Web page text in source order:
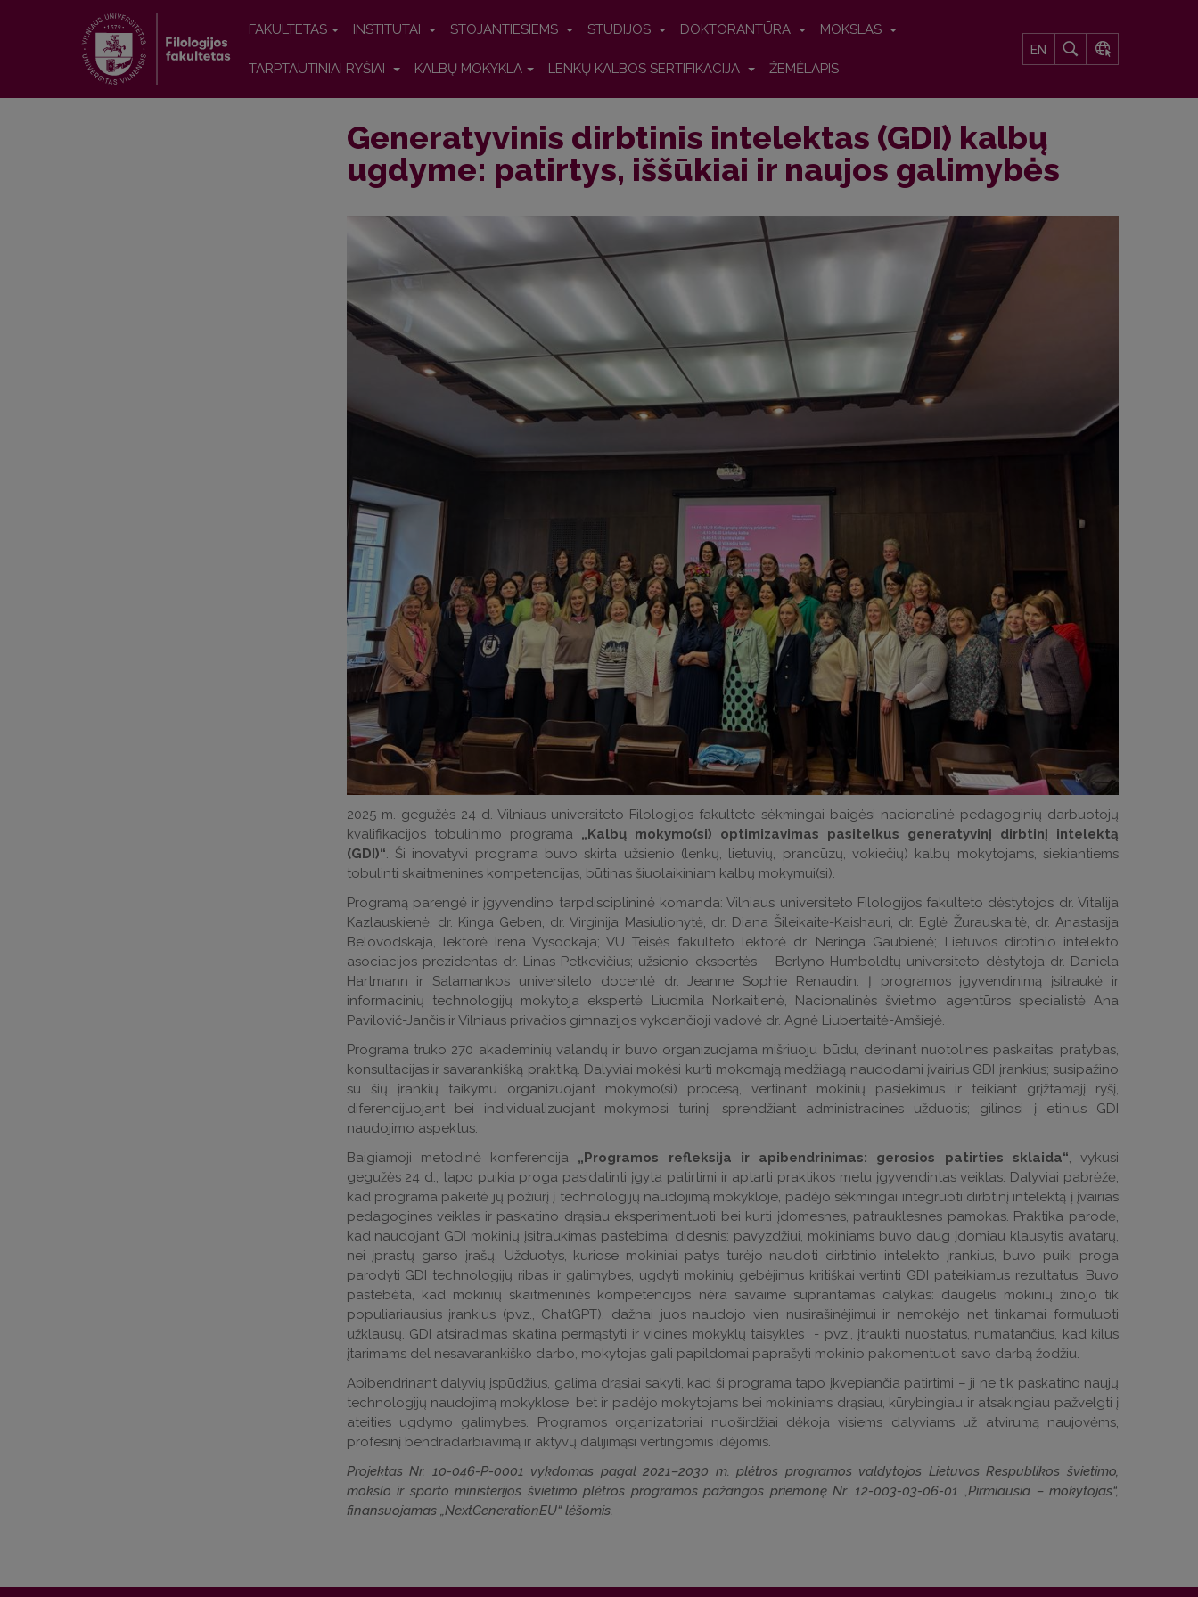
FAKULTETAS INSTITUTAI STOJANTIESIEMS STUDIJOS DOKTORANTŪRA MOKSLAS
TARPTAUTINIAI RYŠIAI KALBŲ MOKYKLA LENKŲ KALBOS SERTIFIKACIJA ŽEMĖLAPIS
EN
Generatyvinis dirbtinis intelektas (GDI) kalbų
ugdyme: patirtys, iššūkiai ir naujos galimybės
2025 m. gegužės 24 d. Vilniaus universiteto Filologijos fakultete sėkmingai baigėsi nacionalinė pedagoginių darbuotojų
kvalifikacijos tobulinimo programa „Kalbų mokymo(si) optimizavimas pasitelkus generatyvinį dirbtinį intelektą
(GDI)“. Ši inovatyvi programa buvo skirta užsienio (lenkų, lietuvių, prancūzų, vokiečių) kalbų mokytojams, siekiantiems
tobulinti skaitmenines kompetencijas, būtinas šiuolaikiniam kalbų mokymui(si).
Programą parengė ir įgyvendino tarpdisciplininė komanda: Vilniaus universiteto Filologijos fakulteto dėstytojos dr. Vitalija
Kazlauskienė, dr. Kinga Geben, dr. Virginija Masiulionytė, dr. Diana Šileikaitė-Kaishauri, dr. Eglė Žurauskaitė, dr. Anastasija
Belovodskaja, lektorė Irena Vysockaja; VU Teisės fakulteto lektorė dr. Neringa Gaubienė; Lietuvos dirbtinio intelekto
asociacijos prezidentas dr. Linas Petkevičius; užsienio ekspertės – Berlyno Humboldtų universiteto dėstytoja dr. Daniela
Hartmann ir Salamankos universiteto docentė dr. Jeanne Sophie Renaudin. Į programos įgyvendinimą įsitraukė ir
informacinių technologijų mokytoja ekspertė Liudmila Norkaitienė, Nacionalinės švietimo agentūros specialistė Ana
Pavilovič-Jančis ir Vilniaus privačios gimnazijos vykdančioji vadovė dr. Agnė Liubertaitė-Amšiejė.
Programa truko 270 akademinių valandų ir buvo organizuojama mišriuoju būdu, derinant nuotolines paskaitas, pratybas,
konsultacijas ir savarankišką praktiką. Dalyviai mokėsi kurti mokomąją medžiagą naudodami įvairius GDI įrankius; susipažino
su šių įrankių taikymu organizuojant mokymo(si) procesą, vertinant mokinių pasiekimus ir teikiant grįžtamąjį ryšį,
diferencijuojant bei individualizuojant mokymosi turinį, sprendžiant administracines užduotis; gilinosi į etinius GDI
naudojimo aspektus.
Baigiamoji metodinė konferencija „Programos refleksija ir apibendrinimas: gerosios patirties sklaida“, vykusi
gegužės 24 d., tapo puikia proga pasidalinti įgyta patirtimi ir aptarti praktikos metu įgyvendintas veiklas. Dalyviai pabrėžė,
kad programa pakeitė jų požiūrį į technologijų naudojimą mokykloje, padėjo sėkmingai integruoti dirbtinį intelektą į įvairias
pedagogines veiklas ir paskatino drąsiau eksperimentuoti bei kurti įdomesnes, patrauklesnes pamokas. Praktika parodė,
kad naudojant GDI mokinių įsitraukimas pastebimai didesnis: pavyzdžiui, mokiniams buvo daug įdomiau klausytis avatarų,
nei įprastų garso įrašų. Užduotys, kuriose mokiniai patys turėjo naudoti dirbtinio intelekto įrankius, buvo puiki proga
parodyti GDI technologijų ribas ir galimybes, ugdyti mokinių gebėjimus kritiškai vertinti GDI pateikiamus rezultatus. Buvo
pastebėta, kad mokinių skaitmeninės kompetencijos nėra savaime suprantamas dalykas: daugelis mokinių žinojo tik
populiariausius įrankius (pvz., ChatGPT), dažnai juos naudojo vien nusirašinėjimui ir nemokėjo net tinkamai formuluoti
užklausų. GDI atsiradimas skatina permąstyti ir vidines mokyklų taisykles - pvz., įtraukti nuostatus, numatančius, kad kilus
įtarimams dėl nesavarankiško darbo, mokytojas gali papildomai paprašyti mokinio pakomentuoti savo darbą žodžiu.
Apibendrinant dalyvių įspūdžius, galima drąsiai sakyti, kad ši programa tapo įkvepiančia patirtimi – ji ne tik paskatino naujų
technologijų naudojimą mokyklose, bet ir padėjo mokytojams bei mokiniams drąsiau, kūrybingiau ir atsakingiau pažvelgti į
ateities ugdymo galimybes. Programos organizatoriai nuoširdžiai dėkoja visiems dalyviams už atvirumą naujovėms,
profesinį bendradarbiavimą ir aktyvų dalijimąsi vertingomis idėjomis.
Projektas Nr. 10-046-P-0001 vykdomas pagal 2021–2030 m. plėtros programos valdytojos Lietuvos Respublikos švietimo,
mokslo ir sporto ministerijos švietimo plėtros programos pažangos priemonę Nr. 12-003-03-06-01 „Pirmiausia – mokytojas“,
finansuojamas „NextGenerationEU“ lėšomis.